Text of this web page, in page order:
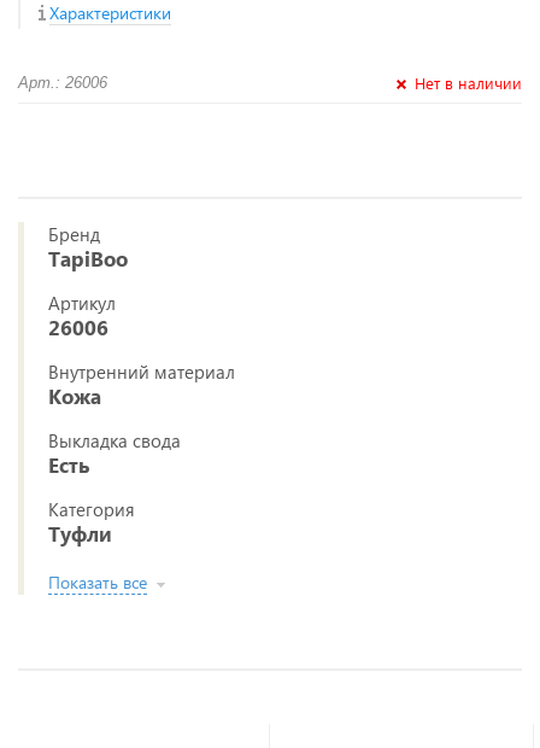
Характеристики
Арт.: 26006 Нет в наличии
Бренд
TapiBoo
Артикул
26006
Внутренний материал
Кожа
Выкладка свода
Есть
Категория
Туфли
Показать все